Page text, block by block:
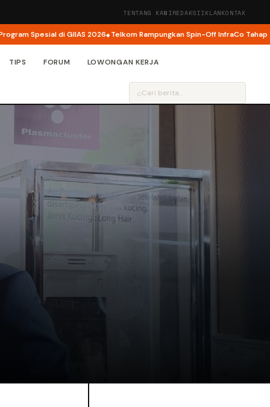
TENTANG KAMIREDAKSIIKLANKONTAK
Spesial di GIIAS 2026 Telkom Rampungkan Spin-Off InfraCo Tahap 2,
TIPS FORUM LOWONGAN KERJA
⌕